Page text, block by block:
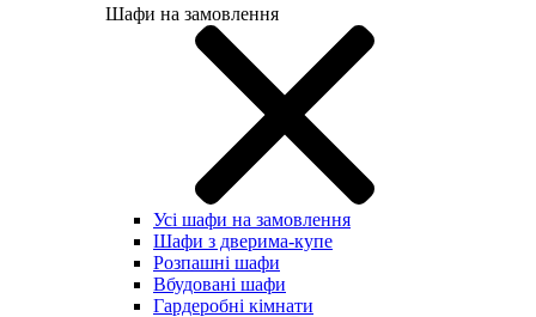
Шафи на замовлення
Усі шафи на замовлення
Шафи з дверима-купе
Розпашні шафи
Вбудовані шафи
Гардеробні кімнати